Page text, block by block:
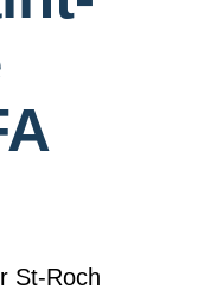
St-Roch